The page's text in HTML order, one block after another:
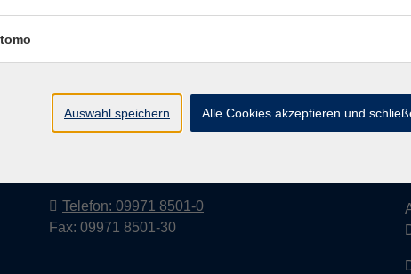
e.V.
Pfarrer-Seidl-Str. 1
93413 Cham
Telefon: 09971 8501-0
Fax: 09971 8501-30
Auswahl speichern Alle Cookies akzeptieren und